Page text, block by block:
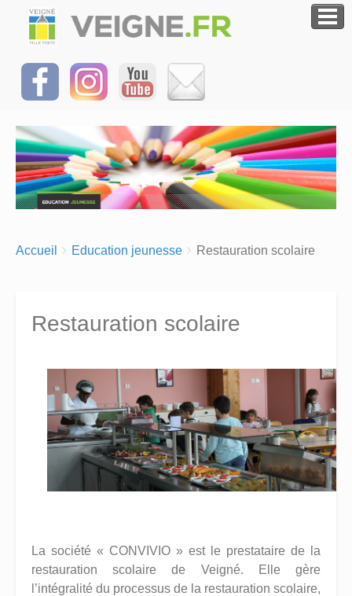
Breadcrumbs
You
Accueil Education jeunesse Restauration scolaire
Restauration scolaire
La société « CONVIVIO » est le prestataire de la
restauration scolaire de Veigné. Elle gère
l’intégralité du processus de la restauration scolaire,